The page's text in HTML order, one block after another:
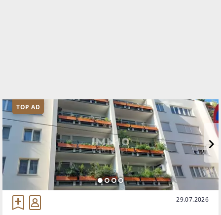
TOP AD
29.07.2026